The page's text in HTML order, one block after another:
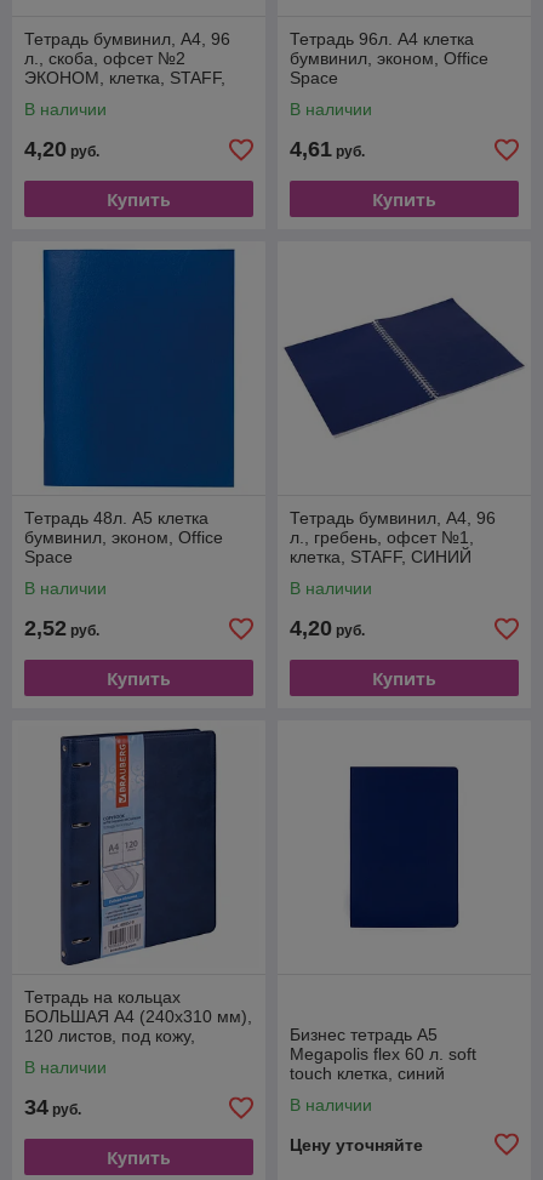
Тетрадь бумвинил, А4, 96
л., скоба, офсет №2
ЭКОНОМ, клетка, STAFF,
В наличии
4,20 руб.
Купить
Тетрадь 96л. А4 клетка
бумвинил, эконом, Office
Space
В наличии
4,61 руб.
Купить
Тетрадь 48л. А5 клетка
бумвинил, эконом, Office
Space
В наличии
2,52 руб.
Купить
Тетрадь бумвинил, А4, 96
л., гребень, офсет №1,
клетка, STAFF, СИНИЙ
В наличии
4,20 руб.
Купить
Тетрадь на кольцах
БОЛЬШАЯ А4 (240х310 мм),
120 листов, под кожу,
В наличии
34 руб.
Купить
Бизнес тетрадь А5
Megapolis flex 60 л. soft
touch клетка, синий
В наличии
Цену уточняйте